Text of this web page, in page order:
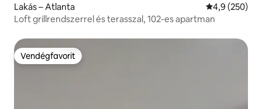
Lakás – Atlanta Átlagos
4,9 (250)
Loft grillrendszerrel és terasszal, 102-es apartman
Vendégfavorit
Vendégfavorit